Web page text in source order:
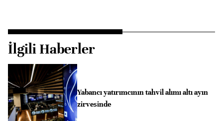
İlgili Haberler
Yabancı yatırımcının tahvil alımı altı ayın
zirvesinde